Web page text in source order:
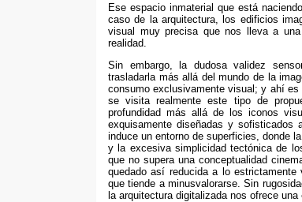
Ese espacio inmaterial que está
caso de la arquitectura, los edificios
visual muy precisa que nos lleva a
realidad.
Sin embargo, la dudosa validez
trasladarla más allá del mundo de la
consumo exclusivamente visual; y ahí es
se visita realmente este tipo de
profundidad más allá de los iconos
exquisamente diseñadas y sofisticados
induce un entorno de superficies, donde
y la excesiva simplicidad tectónica de
que no supera una conceptualidad
quedado así reducida a lo
que tiende a minusvalorarse. Sin
la arquitectura digitalizada nos ofrece una